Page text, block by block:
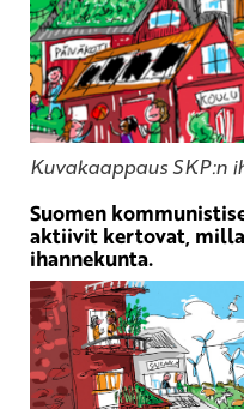
Kuvakaappaus SKP:n
Suomen
aktiivit kertovat,
ihannekunta.